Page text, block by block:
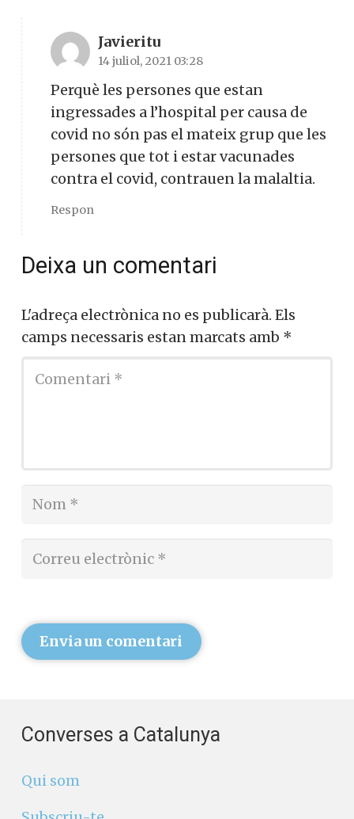
Javieritu
14 juliol, 2021 03:28
Perquè les persones que estan
ingressades a l’hospital per causa de
covid no són pas el mateix grup que les
persones que tot i estar vacunades
contra el covid, contrauen la malaltia.
Respon
Deixa un comentari
L'adreça electrònica no es publicarà. Els
camps necessaris estan marcats amb *
Envia un comentari
Converses a Catalunya
Qui som